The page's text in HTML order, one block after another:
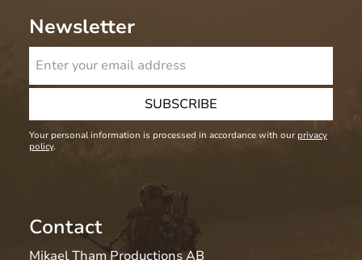
Newsletter
SUBSCRIBE
Your personal information is processed in accordance with our privacy
policy.
Contact
Mikael Tham Productions AB